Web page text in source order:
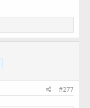
#277